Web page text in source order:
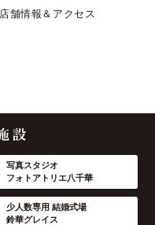
店舗情報＆アクセス
写真スタジオ
フォトアトリエ八千華
少人数専用 結婚式場
鈴華グレイス